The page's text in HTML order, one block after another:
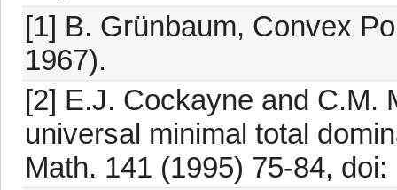
[1] B. Grünbaum, Convex
1967).
[2] E.J. Cockayne and C.M.
universal minimal total
Math. 141 (1995) 75-84,